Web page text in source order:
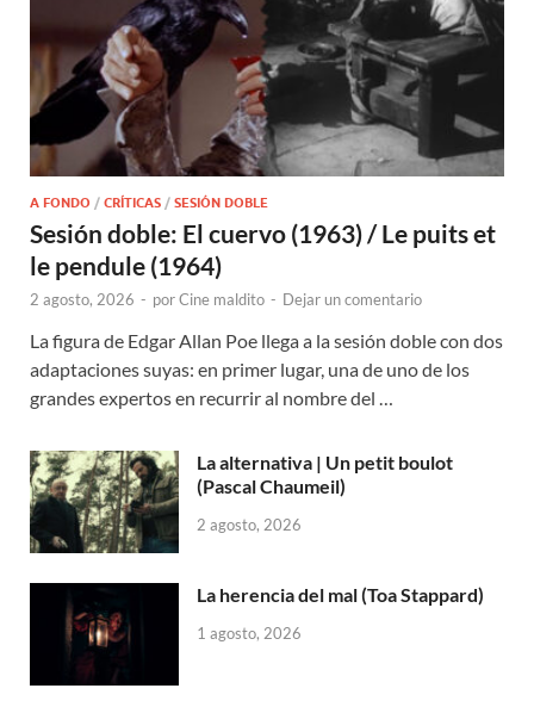
A FONDO / CRÍTICAS / SESIÓN DOBLE
Sesión doble: El cuervo (1963) / Le puits et
le pendule (1964)
2 agosto, 2026 - porCine maldito - Dejar un comentario
La figura de Edgar Allan Poe llega a la sesión doble con dos
adaptaciones suyas: en primer lugar, una de uno de los
grandes expertos en recurrir al nombre del …
La alternativa | Un petit boulot
(Pascal Chaumeil)
2 agosto, 2026
La herencia del mal (Toa Stappard)
1 agosto, 2026